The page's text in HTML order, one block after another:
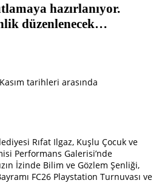
hazırlanıyor.
düzenlenecek…
tarihleri arasında
Rıfat Ilgaz, Kuşlu Çocuk ve
Performans Galerisi’nde
İzinde Bilim ve Gözlem Şenliği,
FC26 Playstation Turnuvası ve